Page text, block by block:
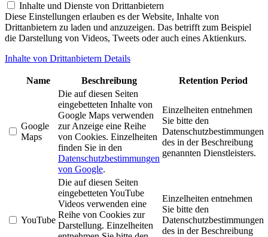
Inhalte und Dienste von Drittanbietern
Diese Einstellungen erlauben es der Website, Inhalte von
Drittanbietern zu laden und anzuzeigen. Das betrifft zum Beispiel
die Darstellung von Videos, Tweets oder auch eines Aktienkurs.
Inhalte von Drittanbietern Details
Name Beschreibung Retention Period
Google
Maps
Die auf diesen Seiten
eingebetteten Inhalte von
Google Maps verwenden
zur Anzeige eine Reihe
von Cookies. Einzelheiten
finden Sie in den
Datenschutzbestimmungen
von Google.
Einzelheiten entnehmen
Sie bitte den
Datenschutzbestimmungen
des in der Beschreibung
genannten Dienstleisters.
YouTube
Die auf diesen Seiten
eingebetteten YouTube
Videos verwenden eine
Reihe von Cookies zur
Darstellung. Einzelheiten
Einzelheiten entnehmen
Sie bitte den
Datenschutzbestimmungen
des in der Beschreibung